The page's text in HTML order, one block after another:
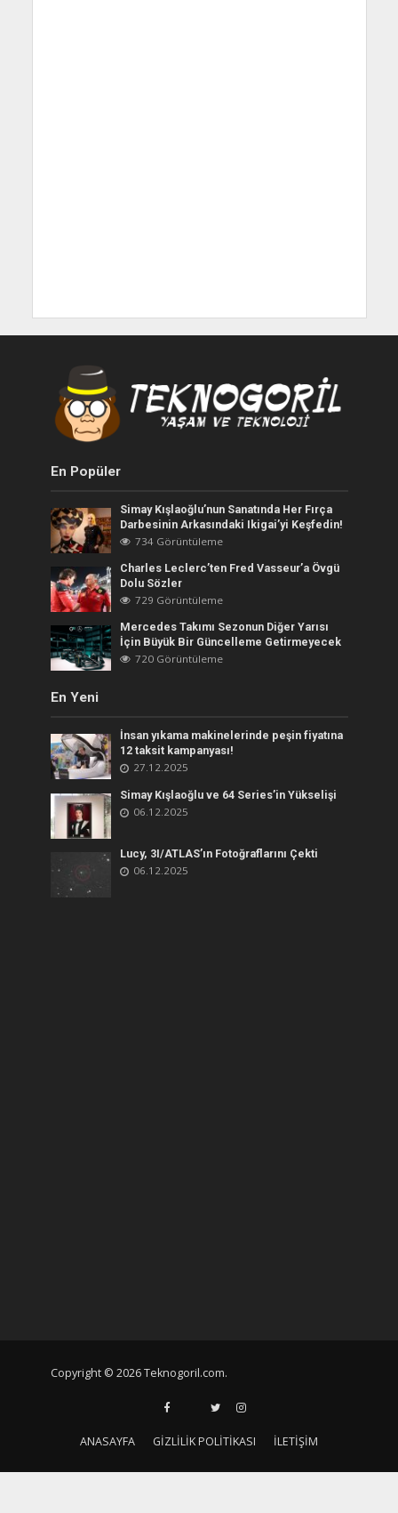
En Popüler
Simay Kışlaoğlu’nun Sanatında Her Fırça
Darbesinin Arkasındaki Ikigai’yi Keşfedin!
734 Görüntüleme
Charles Leclerc’ten Fred Vasseur’a Övgü
Dolu Sözler
729 Görüntüleme
Mercedes Takımı Sezonun Diğer Yarısı
İçin Büyük Bir Güncelleme Getirmeyecek
720 Görüntüleme
En Yeni
İnsan yıkama makinelerinde peşin fiyatına
12 taksit kampanyası!
27.12.2025
Simay Kışlaoğlu ve 64 Series’in Yükselişi
06.12.2025
Lucy, 3I/ATLAS’ın Fotoğraflarını Çekti
06.12.2025
Copyright © 2026 Teknogoril.com.
ANASAYFA GIZLILIK POLITIKASI İLETIŞIM